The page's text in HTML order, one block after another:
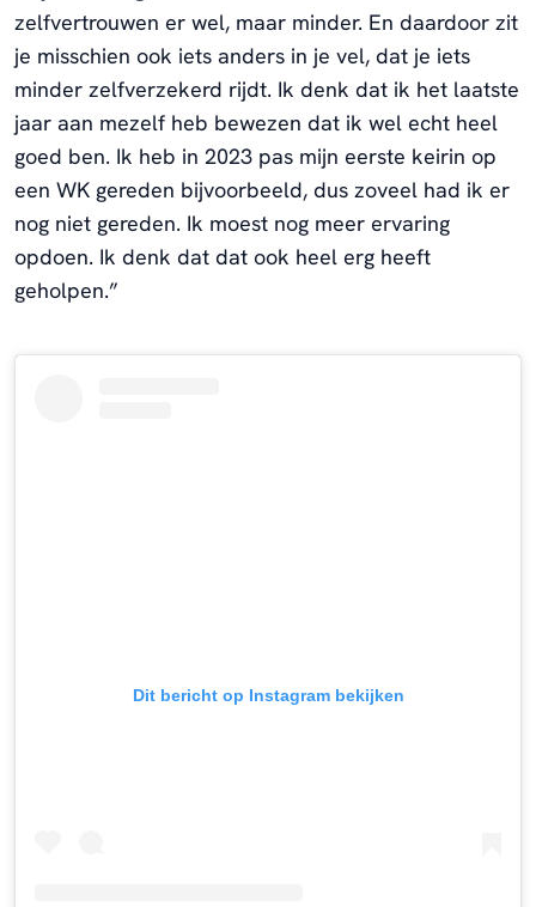
zelfvertrouwen er wel, maar minder. En daardoor zit
je misschien ook iets anders in je vel, dat je iets
minder zelfverzekerd rijdt. Ik denk dat ik het laatste
jaar aan mezelf heb bewezen dat ik wel echt heel
goed ben. Ik heb in 2023 pas mijn eerste keirin op
een WK gereden bijvoorbeeld, dus zoveel had ik er
nog niet gereden. Ik moest nog meer ervaring
opdoen. Ik denk dat dat ook heel erg heeft
geholpen.”
Dit bericht op Instagram bekijken